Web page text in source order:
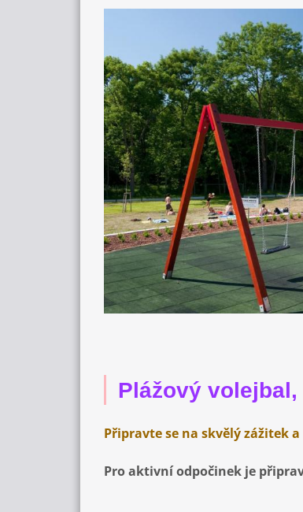
Plážový
Připravte se na skvělý zážitek
Pro aktivní odpočinek je